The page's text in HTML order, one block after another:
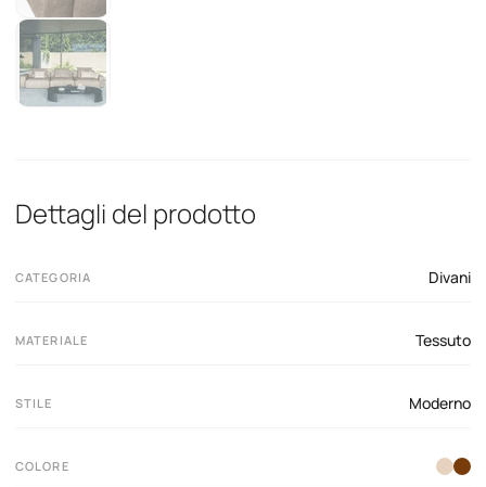
Dettagli del prodotto
CATEGORIA Divani
MATERIALE Tessuto
STILE Moderno
COLORE